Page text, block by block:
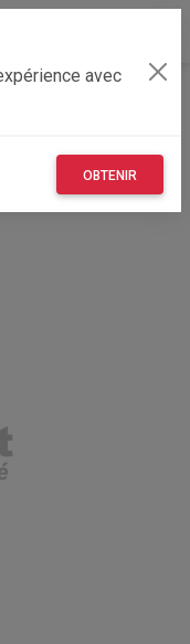
avec
OBTENIR
+ piscine +